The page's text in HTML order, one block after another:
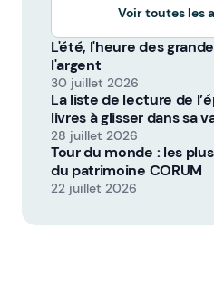
Voir toutes les
L'été, l'heure des
l'argent
30 juillet 2026
La liste de lecture de
livres à glisser dans sa
28 juillet 2026
Tour du monde : les
du patrimoine CORUM
22 juillet 2026